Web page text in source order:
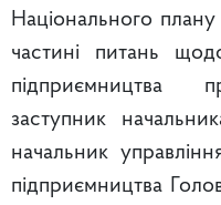
Національного
частині питань
підприємництва
заступник
начальник
підприємництва